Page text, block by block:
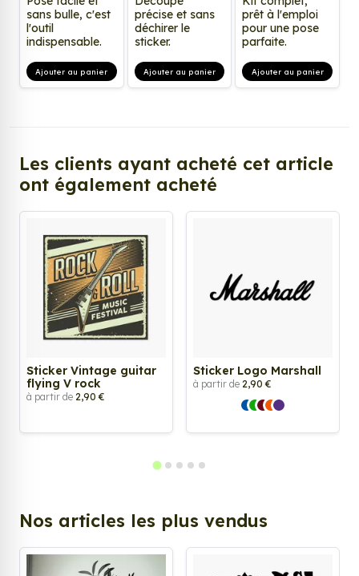
sans bulle, c'est
l'outil
indispensable.
Ajouter au panier
précise et sans
déchirer le
sticker.
Ajouter au panier
prêt à l'emploi
pour une pose
parfaite.
Ajouter au panier
Les clients ayant acheté cet article
ont également acheté
Sticker Vintage guitar
flying V rock
à partir de 2,90 €
Sticker Logo Marshall
à partir de 2,90 €
Nos articles les plus vendus